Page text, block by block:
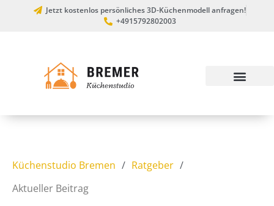
Jetzt kostenlos persönliches 3D-Küchenmodell anfragen!
+4915792802003
Küchenstudio Bremen / Ratgeber /
Aktueller Beitrag